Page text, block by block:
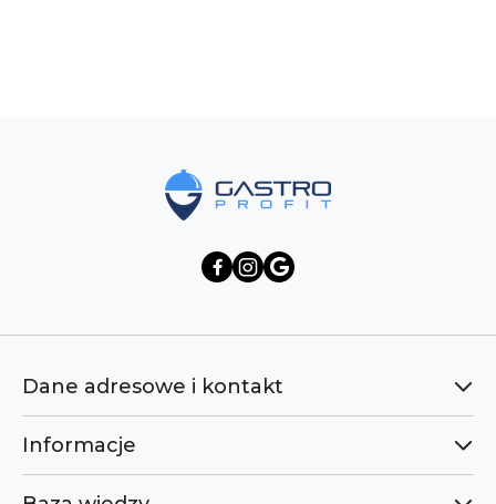
Dane adresowe i kontakt
Informacje